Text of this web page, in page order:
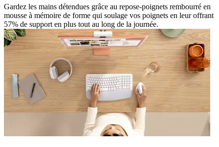
Gardez les mains détendues grâce au repose-poignets rembourré en
mousse à mémoire de forme qui soulage vos poignets en leur offrant
57% de support en plus tout au long de la journée.